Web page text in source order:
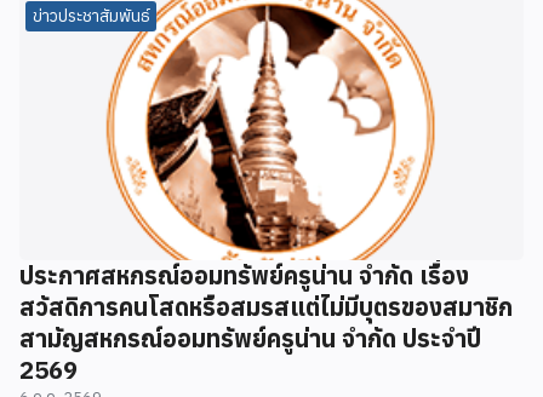
ข่าวประชาสัมพันธ์
ประกาศสหกรณ์ออมทรัพย์ครูน่าน จำกัด เรื่อง
สวัสดิการคนโสดหรือสมรสแต่ไม่มีบุตรของสมาชิก
สามัญสหกรณ์ออมทรัพย์ครูน่าน จำกัด ประจำปี
2569